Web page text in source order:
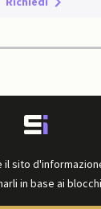
il sito
in base ai